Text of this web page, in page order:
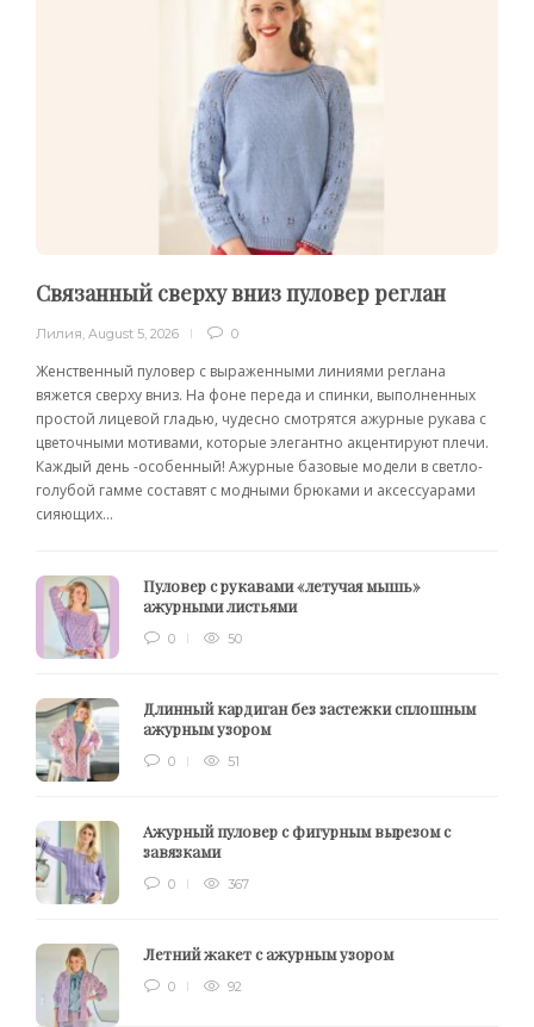
Связанный сверху вниз пуловер реглан
Лилия, August 5, 2026 0
Женственный пуловер с выраженными линиями реглана
вяжется сверху вниз. На фоне переда и спинки, выполненных
простой лицевой гладью, чудесно смотрятся ажурные рукава с
цветочными мотивами, которые элегантно акцентируют плечи.
Каждый день -особенный! Ажурные базовые модели в светло-
голубой гамме составят с модными брюками и аксессуарами
сияющих...
Пуловер с рукавами «летучая мышь»
ажурными листьями
0 50
Длинный кардиган без застежки сплошным
ажурным узором
0 51
Ажурный пуловер с фигурным вырезом с
завязками
0 367
Летний жакет с ажурным узором
0 92